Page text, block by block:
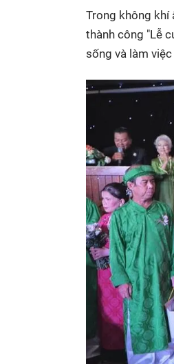
Không
Hồ Chí
Trong không khí
thành công "Lễ
sống và làm